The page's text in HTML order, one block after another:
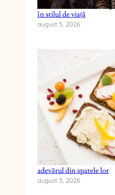
Cum reduci anxietatea
în stilul de viață
august 5, 2026
Cele mai frecvente
adevărul din spatele lor
august 3, 2026